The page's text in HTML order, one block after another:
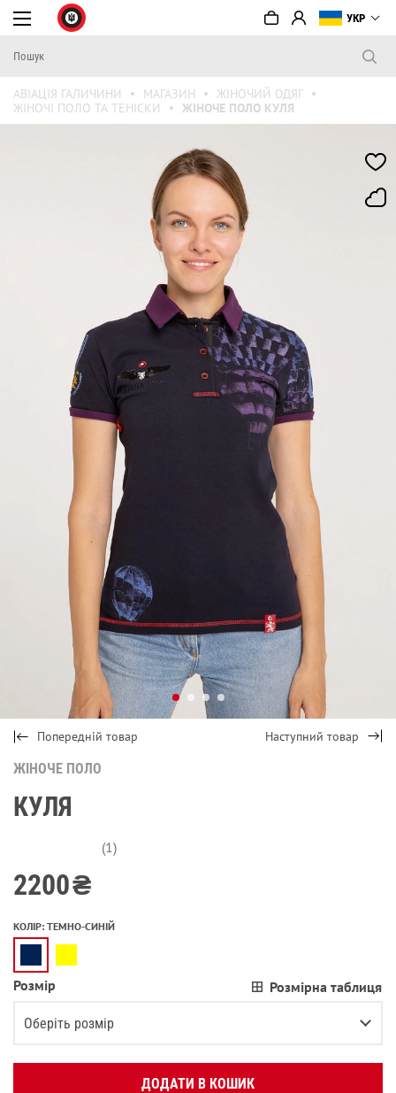
УКР
АВІАЦІЯ ГАЛИЧИНИ МАГАЗИН
ЖІНОЧИЙ ОДЯГ
ЖІНОЧІ ПОЛО ТА ТЕНІСКИ
ЖІНОЧЕ ПОЛО КУЛЯ
Попередній товар Наступний товар
ЖІНОЧЕ ПОЛО
КУЛЯ
(1)
2200₴
КОЛІР: ТЕМНО-СИНІЙ
Розмір Розмірна таблиця
Оберіть розмір
XS Залишилося3речі
ДОДАТИ В КОШИК
Вкажіть ваш номер телефону:
OK